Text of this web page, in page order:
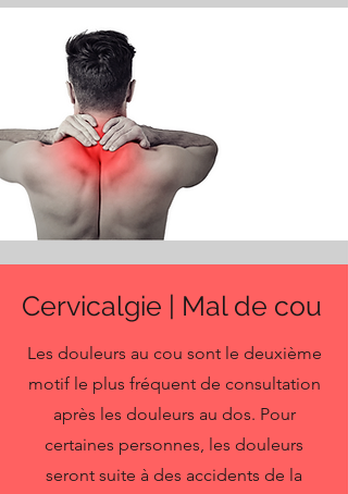
Cervicalgie | Mal de cou
Les douleurs au cou sont le deuxième
motif le plus fréquent de consultation
après les douleurs au dos. Pour
certaines personnes, les douleurs
seront suite à des accidents de la